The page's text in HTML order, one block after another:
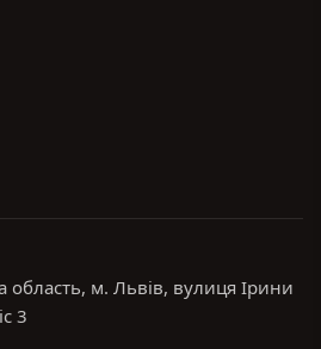
область, м. Львів, вулиця Ірини
3